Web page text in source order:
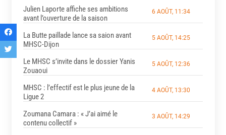
Julien Laporte affiche ses ambitions
avant l’ouverture de la saison
6 AOÛT, 11:34
La Butte paillade lance sa saion avant
MHSC-Dijon
5 AOÛT, 14:25
Le MHSC s’invite dans le dossier Yanis
Zouaoui
5 AOÛT, 12:36
MHSC : l’effectif est le plus jeune de la
Ligue 2
4 AOÛT, 13:30
Zoumana Camara : « J’ai aimé le
contenu collectif »
3 AOÛT, 14:29